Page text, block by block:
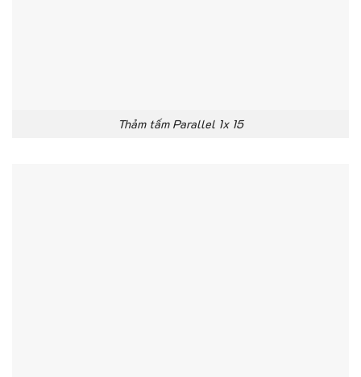
Thảm tấm Parallel 1x 15